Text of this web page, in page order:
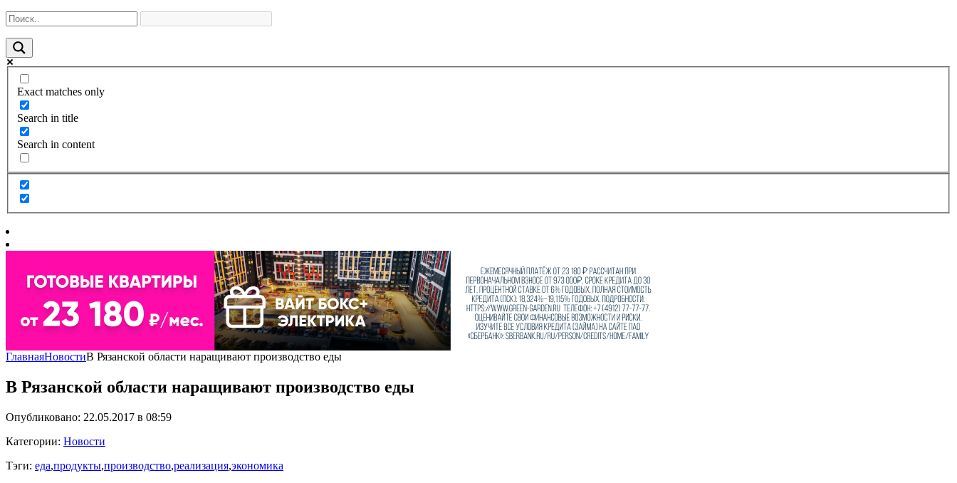
Exact matches only
Search in title
Search in content
ГлавнаяНовостиВ Рязанской области наращивают производство еды
В Рязанской области наращивают производство еды
Опубликовано: 22.05.2017 в 08:59
Категории: Новости
Тэги: еда,продукты,производство,реализация,экономика